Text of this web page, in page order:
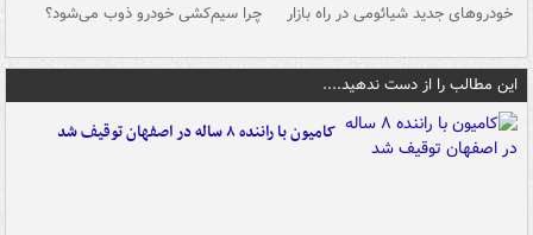
خودروهای جدید شیائومی در راه بازار چرا سیم‌کشی خودرو ذوب می‌شود؟
این مطالب را از دست ندهید....
کامیون با راننده ۸ ساله در اصفهان توقیف شد